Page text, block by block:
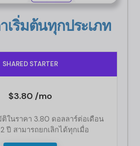
เริ่มต้นทุกประเภท
SHARED STARTER
$3.80 /mo
ในราคา 3.80 ดอลลาร์ต่อเดือน
2 ปี สามารถยกเลิกได้ทุกเมื่อ